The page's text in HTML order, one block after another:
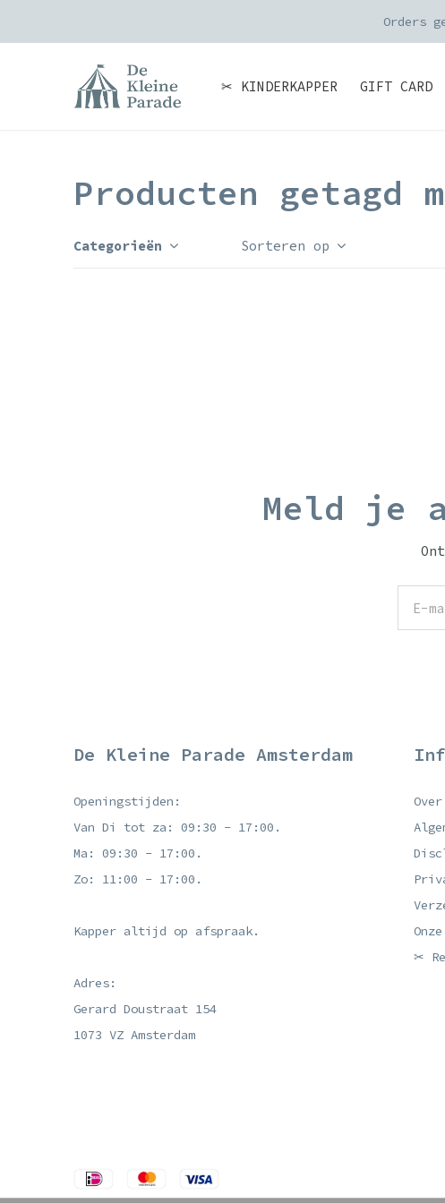
✂ KINDERKAPPER GIFT CARD
Orders
Producten getagd
Categorieën Sorteren op
Meld je
De Kleine Parade Amsterdam
Openingstijden:
Van Di tot za: 09:30 - 17:00.
Ma: 09:30 - 17:00.
Zo: 11:00 - 17:00.
Kapper altijd op afspraak.
Adres:
Gerard Doustraat 154
1073 VZ Amsterdam
✂